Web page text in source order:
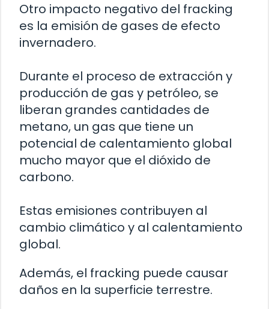
Otro impacto negativo del fracking
es la emisión de gases de efecto
invernadero.
Durante el proceso de extracción y
producción de gas y petróleo, se
liberan grandes cantidades de
metano, un gas que tiene un
potencial de calentamiento global
mucho mayor que el dióxido de
carbono.
Estas emisiones contribuyen al
cambio climático y al calentamiento
global.
Además, el fracking puede causar
daños en la superficie terrestre.